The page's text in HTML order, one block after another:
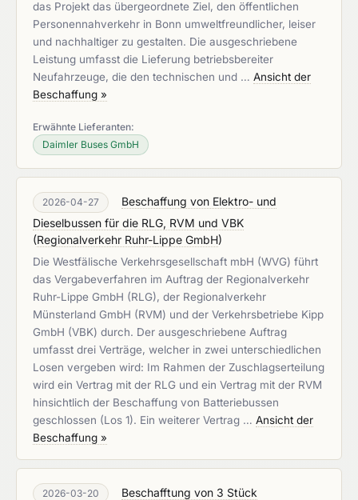
das Projekt das übergeordnete Ziel, den öffentlichen
Personennahverkehr in Bonn umweltfreundlicher, leiser
und nachhaltiger zu gestalten. Die ausgeschriebene
Leistung umfasst die Lieferung betriebsbereiter
Neufahrzeuge, die den technischen und … Ansicht der
Beschaffung »
Erwähnte Lieferanten:
Daimler Buses GmbH
2026-04-27
Beschaffung von Elektro- und
Dieselbussen für die RLG, RVM und VBK
(Regionalverkehr Ruhr-Lippe GmbH)
Die Westfälische Verkehrsgesellschaft mbH (WVG) führt
das Vergabeverfahren im Auftrag der Regionalverkehr
Ruhr-Lippe GmbH (RLG), der Regionalverkehr
Münsterland GmbH (RVM) und der Verkehrsbetriebe Kipp
GmbH (VBK) durch. Der ausgeschriebene Auftrag
umfasst drei Verträge, welcher in zwei unterschiedlichen
Losen vergeben wird: Im Rahmen der Zuschlagserteilung
wird ein Vertrag mit der RLG und ein Vertrag mit der RVM
hinsichtlich der Beschaffung von Batteriebussen
geschlossen (Los 1). Ein weiterer Vertrag … Ansicht der
Beschaffung »
2026-03-20
Beschafftung von 3 Stück